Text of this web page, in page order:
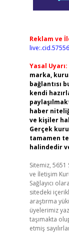
Reklam ve
Yasal Uyarı:
marka,
bağlantısı
kendi
haber
ve kişiler
Gerçek
tamamen
halindedir
Sitemiz, 5651
ve İletişim
Sağlayıcı
sitedeki
araştırma
üyelerimiz
taşımakta
etmiş